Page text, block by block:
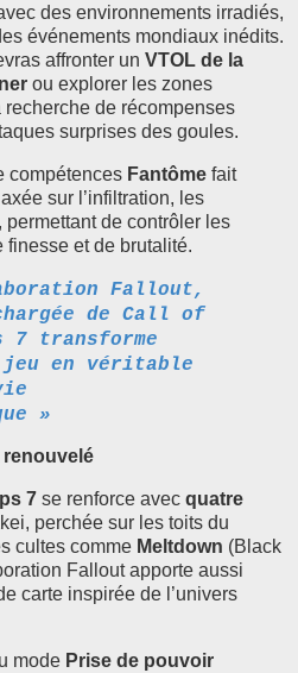
des environnements irradiés,
événements mondiaux inédits.
affronter un VTOL de la
ou explorer les zones
de récompenses
surprises des goules.
compétences Fantôme fait
sur l’infiltration, les
de contrôler les
finesse et de brutalité.
Fallout,
de Call of
7 transforme
jeu en véritable
»
7 se renforce avec quatre
perchée sur les toits du
cultes comme Meltdown (Black
Fallout apporte aussi
carte inspirée de l’univers
mode Prise de pouvoir